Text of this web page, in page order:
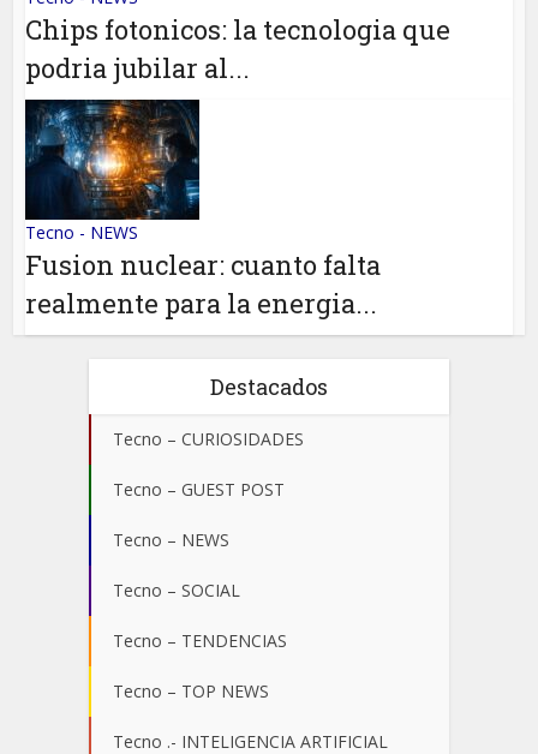
Chips fotonicos: la tecnologia que
podria jubilar al...
Tecno - NEWS
Fusion nuclear: cuanto falta
realmente para la energia...
Destacados
Tecno – CURIOSIDADES
Tecno – GUEST POST
Tecno – NEWS
Tecno – SOCIAL
Tecno – TENDENCIAS
Tecno – TOP NEWS
Tecno .- INTELIGENCIA ARTIFICIAL